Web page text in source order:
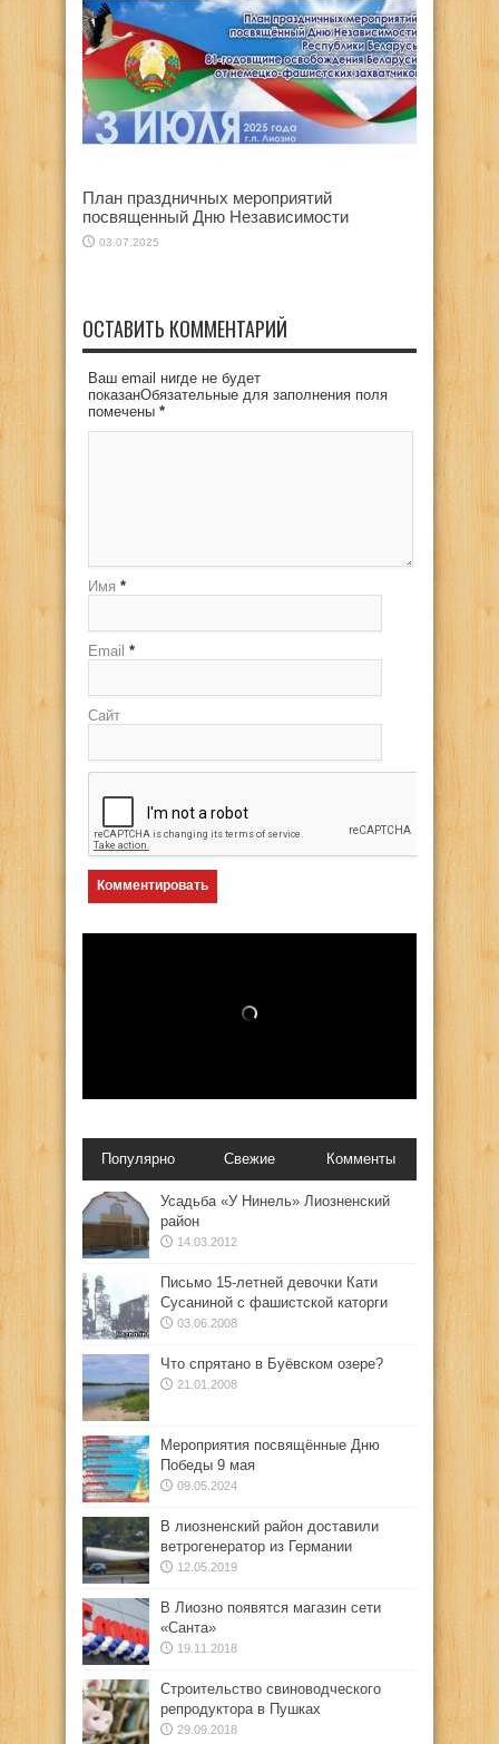
План праздничных мероприятий
посвященный Дню Независимости
03.07.2025
ОСТАВИТЬ КОММЕНТАРИЙ
Ваш email нигде не будет
показанОбязательные для заполнения поля
помечены *
Имя *
Email *
Сайт
Популярно Свежие Комменты
Усадьба «У Нинель» Лиозненский
район
14.03.2012
Письмо 15-летней девочки Кати
Сусаниной с фашистской каторги
03.06.2008
Что спрятано в Буёвском озере?
21.01.2008
Мероприятия посвящённые Дню
Победы 9 мая
09.05.2024
В лиозненский район доставили
ветрогенератор из Германии
12.05.2019
В Лиозно появятся магазин сети
«Санта»
19.11.2018
Строительство свиноводческого
репродуктора в Пушках
29.09.2018